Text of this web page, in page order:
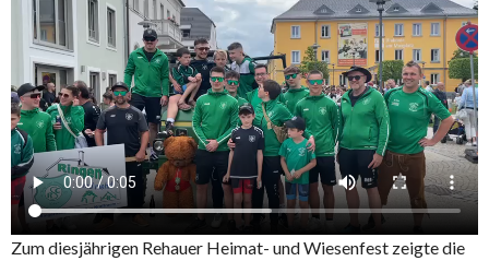
Zum diesjährigen Rehauer Heimat- und Wiesenfest zeigte die